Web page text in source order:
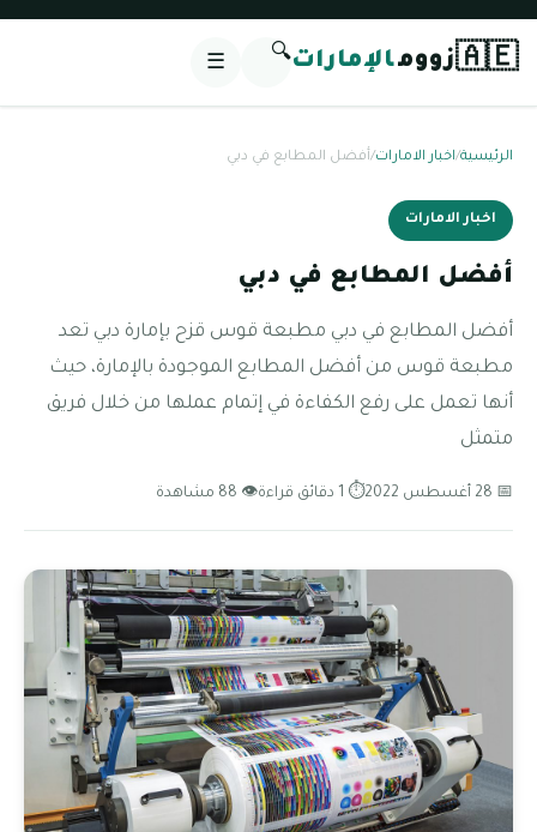
🇦🇪زوومالإمارات🔍
☰
الرئيسية/اخبار الامارات/أفضل المطابع في دبي
اخبار الامارات
أفضل المطابع في دبي
أفضل المطابع في دبي مطبعة قوس قزح بإمارة دبي تعد
مطبعة قوس من أفضل المطابع الموجودة بالإمارة، حيث
أنها تعمل على رفع الكفاءة في إتمام عملها من خلال فريق
متمثل
📅 28 أغسطس 2022 ⏱ 1 دقائق قراءة 👁 88 مشاهدة